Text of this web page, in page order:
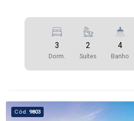
3
Dorm.
2
Suítes
4
Banho
Cód. 9803